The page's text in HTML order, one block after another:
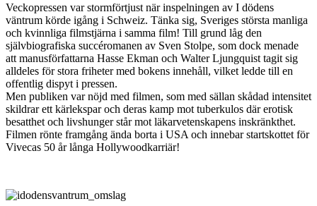
Veckopressen var stormförtjust när inspelningen av I dödens
väntrum körde igång i Schweiz. Tänka sig, Sveriges största manliga
och kvinnliga filmstjärna i samma film! Till grund låg den
självbiografiska succéromanen av Sven Stolpe, som dock menade
att manusförfattarna Hasse Ekman och Walter Ljungquist tagit sig
alldeles för stora friheter med bokens innehåll, vilket ledde till en
offentlig dispyt i pressen.
Men publiken var nöjd med filmen, som med sällan skådad intensitet
skildrar ett kärlekspar och deras kamp mot tuberkulos där erotisk
besatthet och livshunger står mot läkarvetenskapens inskränkthet.
Filmen rönte framgång ända borta i USA och innebar startskottet för
Vivecas 50 år långa Hollywoodkarriär!